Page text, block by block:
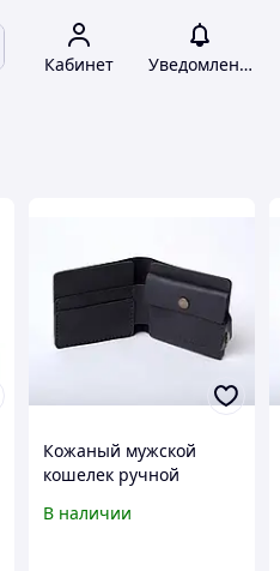
Кабинет Уведомления
Кожаный мужской
кошелек ручной
монет и карточек
В наличии